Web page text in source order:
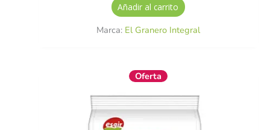
Añadir al carrito
Marca: El Granero Integral
Oferta
El
precio
original
era:
3,05 €.
actual
es:
2,50 €.